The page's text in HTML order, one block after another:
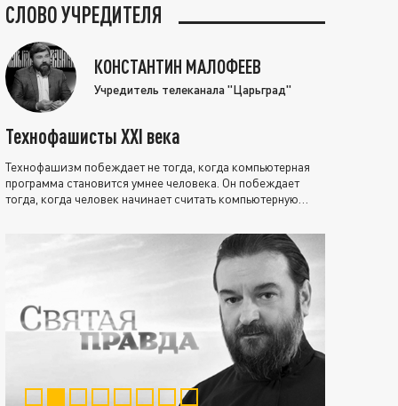
СЛОВО УЧРЕДИТЕЛЯ
КОНСТАНТИН МАЛОФЕЕВ
Учредитель телеканала "Царьград"
Технофашисты XXI века
Технофашизм побеждает не тогда, когда компьютерная
программа становится умнее человека. Он побеждает
тогда, когда человек начинает считать компьютерную